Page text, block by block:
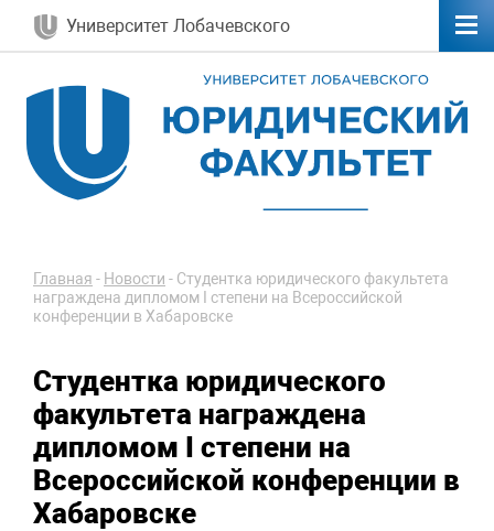
Университет Лобачевского
Главная - Новости - Студентка юридического факультета
награждена дипломом I степени на Всероссийской
конференции в Хабаровске
Студентка юридического
факультета награждена
дипломом I степени на
Всероссийской конференции в
Хабаровске